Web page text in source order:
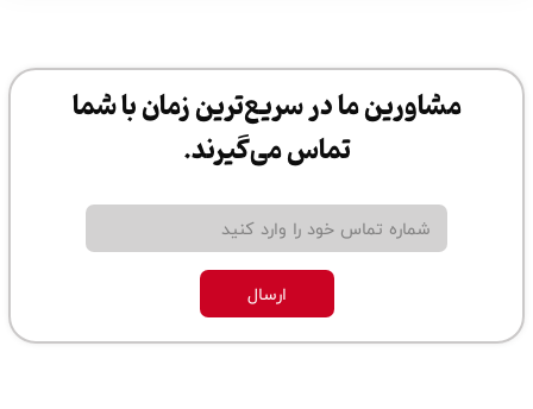
مشاورین ما در سریع‌ترین زمان با شما
تماس می‌گیرند.
ارسال